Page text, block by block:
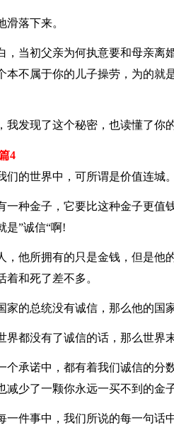
滑落下来。
，当初父亲为何执意要和母亲离
本不属于你的儿子操劳，为的就
我发现了这个秘密，也读懂了你
4
们的世界中，可所谓是价值连城。
一种金子，它要比这种金子更值
是”诚信“啊!
，他所拥有的只是金钱，但是他
着和死了差不多。
家的总统没有诚信，那么他的国
界都没有了诚信的话，那么世界
个承诺中，都有着我们诚信的分
减少了一颗你永远一买不到的金子
一件事中，我们所说的每一句话